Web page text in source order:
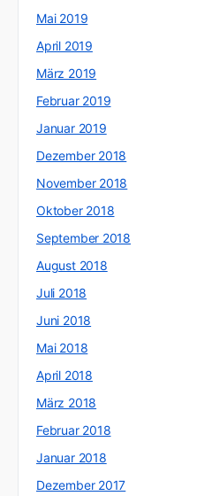
Mai 2019
April 2019
März 2019
Februar 2019
Januar 2019
Dezember 2018
November 2018
Oktober 2018
September 2018
August 2018
Juli 2018
Juni 2018
Mai 2018
April 2018
März 2018
Februar 2018
Januar 2018
Dezember 2017